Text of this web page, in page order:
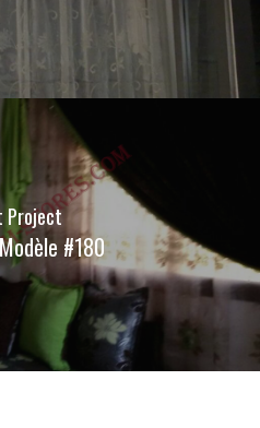
Project
#180